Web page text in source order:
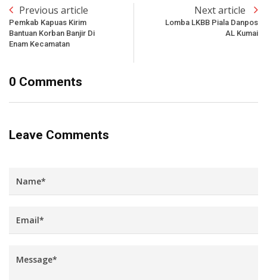
Previous article
Pemkab Kapuas Kirim
Bantuan Korban Banjir Di
Enam Kecamatan
Next article
Lomba LKBB Piala Danpos
AL Kumai
0 Comments
Leave Comments